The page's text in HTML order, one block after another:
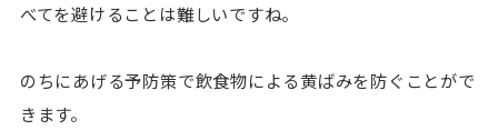
べてを避けることは難しいですね。
のちにあげる予防策で飲食物による黄ばみを防ぐことがで
きます。